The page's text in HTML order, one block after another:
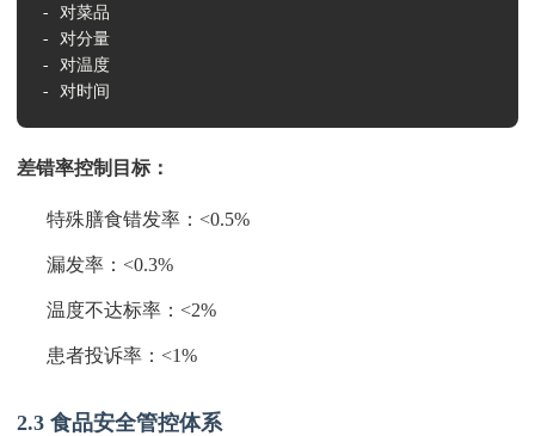
- 对菜品
- 对分量
- 对温度
- 对时间
差错率控制目标：
特殊膳食错发率：<0.5%
漏发率：<0.3%
温度不达标率：<2%
患者投诉率：<1%
2.3 食品安全管控体系